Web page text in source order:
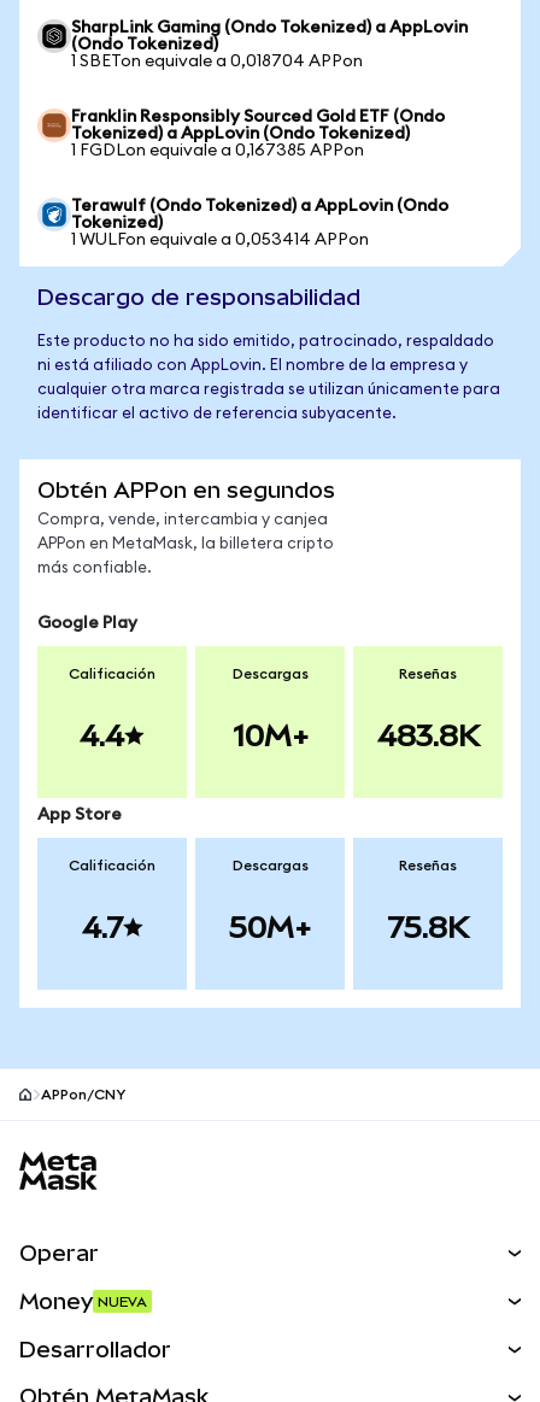
SharpLink Gaming (Ondo Tokenized) a AppLovin
(Ondo Tokenized)
1 SBETon equivale a 0,018704 APPon
Franklin Responsibly Sourced Gold ETF (Ondo
Tokenized) a AppLovin (Ondo Tokenized)
1 FGDLon equivale a 0,167385 APPon
Terawulf (Ondo Tokenized) a AppLovin (Ondo
Tokenized)
1 WULFon equivale a 0,053414 APPon
Descargo de responsabilidad
Este producto no ha sido emitido, patrocinado, respaldado
ni está afiliado con AppLovin. El nombre de la empresa y
cualquier otra marca registrada se utilizan únicamente para
identificar el activo de referencia subyacente.
Obtén APPon en segundos
Compra, vende, intercambia y canjea
APPon en MetaMask, la billetera cripto
más confiable.
Google Play
Calificación
4.4
Descargas
10M+
Reseñas
483.8K
App Store
Calificación
4.7
Descargas
50M+
Reseñas
75.8K
APPon/CNY
Operar
Money NUEVA
Desarrollador
Obtén MetaMask